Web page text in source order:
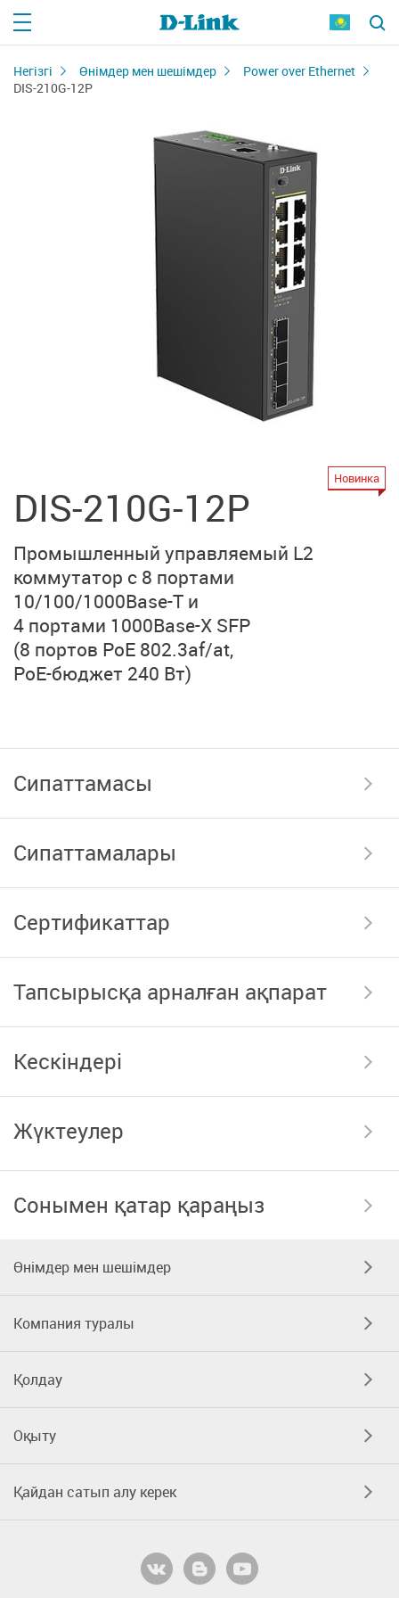
Негізгі Өнімдер мен шешімдер
Power over Ethernet
DIS-210G-12P
DIS-210G-12P
Новинка
Промышленный управляемый L2
коммутатор с 8 портами
10/100/1000Base-T и
4 портами 1000Base-X SFP
(8 портов PoE 802.3af/at,
PoE-бюджет 240 Вт)
Сипаттамасы
Сипаттамалары
Сертификаттар
Тапсырысқа арналған ақпарат
Кескіндері
Жүктеулер
Сонымен қатар қараңыз
Өнімдер мен шешімдер
Компания туралы
Қолдау
Оқыту
Қайдан сатып алу керек